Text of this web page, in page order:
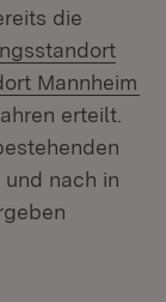
die
Mannheim
erteilt.
nach in